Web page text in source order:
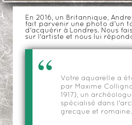
En 2016, un Britannique,
fait parvenir une photo d'un
d'acquérir à Londres. Nous
sur l'artiste et nous lui
Votre aquarelle a
par Maxime
1917), un
spécialisé dans
grecque et romaine.